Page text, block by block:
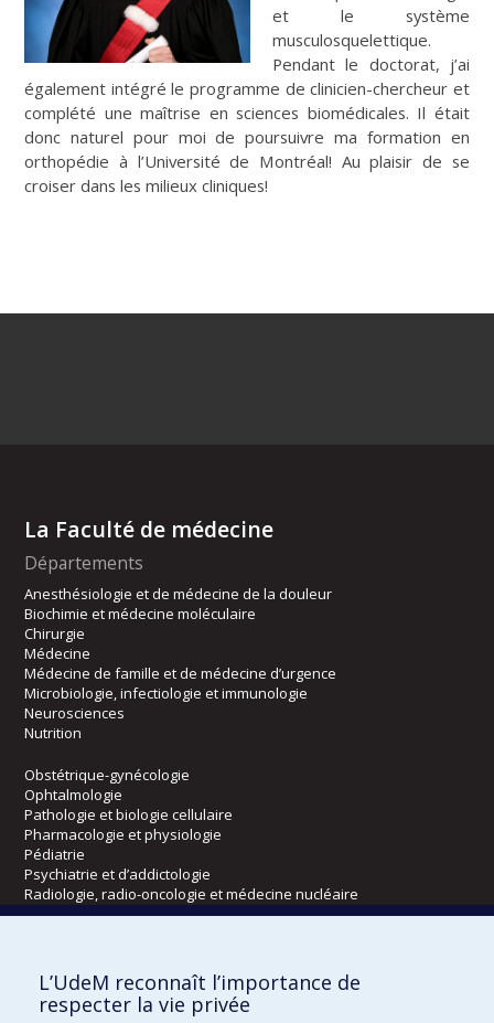
et le système
musculosquelettique.
Pendant le doctorat, j’ai
également intégré le programme de clinicien-chercheur et
complété une maîtrise en sciences biomédicales. Il était
donc naturel pour moi de poursuivre ma formation en
orthopédie à l’Université de Montréal! Au plaisir de se
croiser dans les milieux cliniques!
La Faculté de médecine
Départements
Anesthésiologie et de médecine de la douleur
Biochimie et médecine moléculaire
Chirurgie
Médecine
Médecine de famille et de médecine d’urgence
Microbiologie, infectiologie et immunologie
Neurosciences
Nutrition
Obstétrique-gynécologie
Ophtalmologie
Pathologie et biologie cellulaire
Pharmacologie et physiologie
Pédiatrie
Psychiatrie et d’addictologie
Radiologie, radio-oncologie et médecine nucléaire
Kinésiologie et des sciences de l’activité physique
L’UdeM reconnaît l’importance de
respecter la vie privée